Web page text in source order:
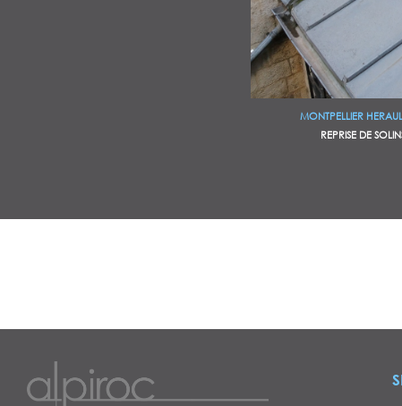
MONTPELLIER
REPRISE DE